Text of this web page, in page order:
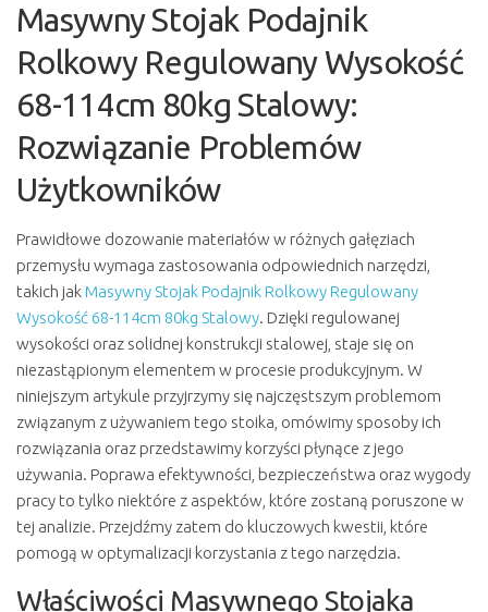
Masywny Stojak Podajnik
Rolkowy Regulowany Wysokość
68-114cm 80kg Stalowy:
Rozwiązanie Problemów
Użytkowników
Prawidłowe dozowanie materiałów w różnych gałęziach
przemysłu wymaga zastosowania odpowiednich narzędzi,
takich jakMasywny Stojak Podajnik Rolkowy Regulowany
Wysokość 68-114cm 80kg Stalowy. Dzięki regulowanej
wysokości oraz solidnej konstrukcji stalowej, staje się on
niezastąpionym elementem w procesie produkcyjnym. W
niniejszym artykule przyjrzymy się najczęstszym problemom
związanym z używaniem tego stoika, omówimy sposoby ich
rozwiązania oraz przedstawimy korzyści płynące z jego
używania. Poprawa efektywności, bezpieczeństwa oraz wygody
pracy to tylko niektóre z aspektów, które zostaną poruszone w
tej analizie. Przejdźmy zatem do kluczowych kwestii, które
pomogą w optymalizacji korzystania z tego narzędzia.
Właściwości Masywnego Stojaka